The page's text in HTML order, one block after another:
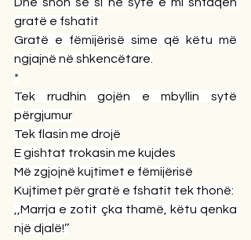
gratë e fshatit
Gratë e fëmijërisë sime që këtu më
ngjajnë në shkencëtare.
*
Tek rrudhin gojën e mbyllin sytë
përgjumur
Tek flasin me drojë
E gishtat trokasin me kujdes
Më zgjojnë kujtimet e fëmijërisë
Kujtimet për gratë e fshatit tek thonë:
,,Marrja e zotit çka thamë, këtu qenka
një djalë!’’